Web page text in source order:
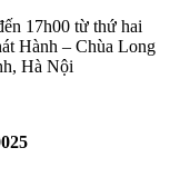
17h00 từ thứ hai
Hành – Chùa Long
Hà Nội